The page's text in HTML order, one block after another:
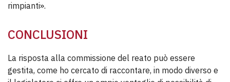
rimpianti».
CONCLUSIONI
La risposta alla commissione del reato può essere
gestita, come ho cercato di raccontare, in modo diverso e